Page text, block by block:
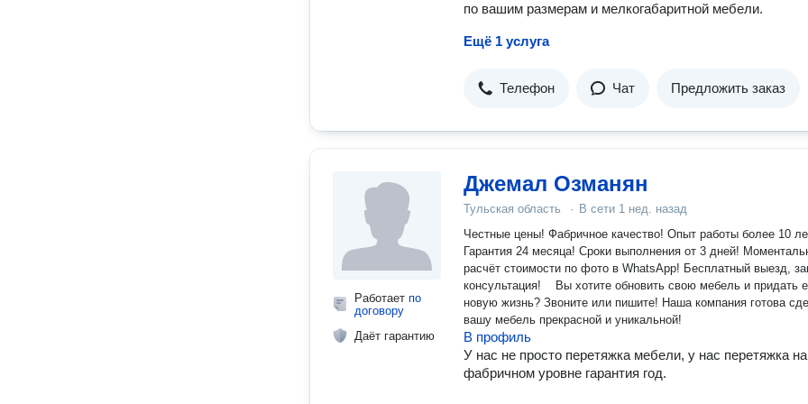
по вашим размерам и мелкогабаритной мебели.
Ещё 1 услуга
Телефон Чат Предложить заказ
Работает по
договору
Даёт гарантию
Джемал Озманян
Тульская область · В сети 1 нед. назад
Честные цены! Фабричное качество! Опыт работы более 10 лет! ️
Гарантия 24 месяца! Сроки выполнения от 3 дней! Моментальный
расчёт стоимости по фото в WhаtsАрр! Бесплатный выезд, замер и
консультация! Вы хотите обновить свою мебель и придать
новую жизнь? Звоните или пишите! Наша компания готова сделать
вашу мебель прекрасной и уникальной!
В профиль
У нас не просто перетяжка мебели, у нас перетяжка на
фабричном уровне гарантия год.